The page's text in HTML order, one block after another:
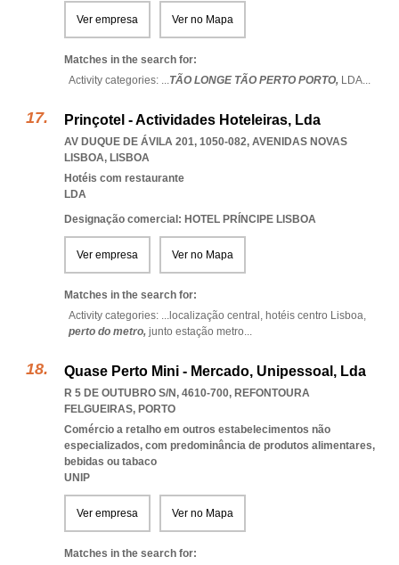
Ver empresa Ver no Mapa
Matches in the search for:
Activity categories: ...TÃO LONGE TÃO PERTO PORTO, LDA...
Prinçotel - Actividades Hoteleiras, Lda
AV DUQUE DE ÁVILA 201, 1050-082, AVENIDAS NOVAS
LISBOA, LISBOA
Hotéis com restaurante
LDA
Designação comercial: HOTEL PRÍNCIPE LISBOA
Ver empresa Ver no Mapa
Matches in the search for:
Activity categories: ... localização central, hotéis centro Lisboa,
perto do metro, junto estação metro...
Quase Perto Mini - Mercado, Unipessoal, Lda
R 5 DE OUTUBRO S/N, 4610-700, REFONTOURA
FELGUEIRAS, PORTO
Comércio a retalho em outros estabelecimentos não
especializados, com predominância de produtos alimentares,
bebidas ou tabaco
UNIP
Ver empresa Ver no Mapa
Matches in the search for: